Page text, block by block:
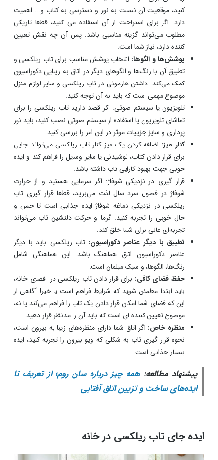
کنید، موقعیت آن نسبت به نور و دسترسی به کتاب و... اهمیت
دارد. اگر برای استراحت از آن استفاده می کنید، قطعا تاریکی
مطلوب می‌تواند گزینه مناسبی باشد. پس آن چه نقش تعیین
کننده دارد، نیاز شما است.
پوشش‌ها و الگوها:انتخاب پوشش مناسب برای تاب ریلکسی و
تطبیق آن با رنگ‌ها و الگوهای دیگر در اتاق به زیبایی دکوراسیون
کمک می‌کند. داشتن هارمونی در تاب ریلکسی و سایر لوازم منزل
موضوع مهمی است که باید به آن توجه کنید.
تلویزیون یا سیستم صوتی: اگر قصد دارید تاب ریلکسی را برای
تماشای تلویزیون یا استفاده از سیستم صوتی نصب کنید، باید نور
پردازی و سایز جزییات موثر در این امر را بررسی کنید.
کنار میز:اضافه کردن یک میز کنار تاب ریلکسی می‌تواند جایی
برای قرار دادن کتاب، نوشیدنی یا سایر وسایل را فراهم کند و ایده
خوبی جهت بهبود کارایی تاب داشته باشد.
قرار گیری در نزدیکی شوفاژ: اگر سرمایی هستید و از حرارت
شوفاژ در فصول سرد سال لذت می‌برید، قطعا قرار گیری تاب
ریلکسی در نزدیکی دماغه شوفاژ ایده جذابی است تا حس و
حال خوبی را تجربه کنید. گرما و حرکت دلنشین تاب می‌تواند
تجربه‌ای عالی برای شما خلق کند.
تطبیق با دیگر عناصر دکوراسیون:تاب ریلکسی باید با دیگر
عناصر دکوراسیون اتاق هماهنگ باشد. این هماهنگی شامل
رنگ‌ها، الگوها، و سبک مبلمان است.
حفظ فضای کافی:برای قرار دادن تاب ریلکسی در فضای خانه،
باید ابتدا مطمئن شوید که شرایط فراهم است یا خیر! آگاهی از
این که فضای شما امکان قرار دادن یک تاب را فراهم می‌کند یا نه،
موضوع تعیین کننده ای است که باید آن را مدنظر قرار دهید.
منظره خاص:اگر اتاق شما دارای منظره‌های زیبا به بیرون است،
نحوه قرار گیری تاب به شکلی که ویو بیرون را تجربه کنید، ایده
بسیار جذابی است.
پیشنهاد مطالعه:همه چیز درباره سان روم؛ از تعریف تا
ایده‌های ساخت و تزیین اتاق آفتابی
ایده جای تاب ریلکسی در خانه